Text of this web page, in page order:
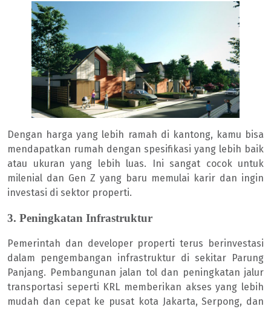
Dengan harga yang lebih ramah di kantong, kamu bisa
mendapatkan rumah dengan spesifikasi yang lebih baik
atau ukuran yang lebih luas. Ini sangat cocok untuk
milenial dan Gen Z yang baru memulai karir dan ingin
investasi di sektor properti.
3. Peningkatan Infrastruktur
Pemerintah dan developer properti terus berinvestasi
dalam pengembangan infrastruktur di sekitar Parung
Panjang. Pembangunan jalan tol dan peningkatan jalur
transportasi seperti KRL memberikan akses yang lebih
mudah dan cepat ke pusat kota Jakarta, Serpong, dan